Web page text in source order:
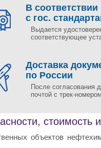
В соответствии
с гос.
Выдается
соответствующее
Доставка
по России
После согласования
почтой с трек-
стоимость
объектов